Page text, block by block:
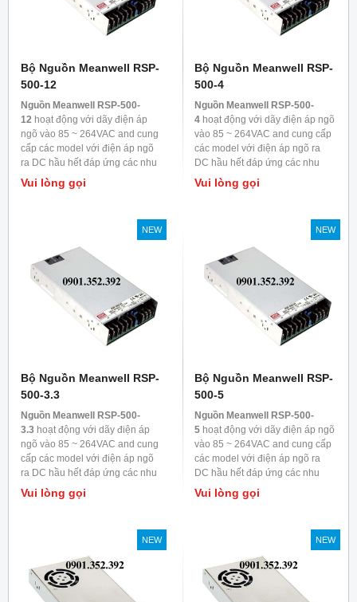
Bộ Nguồn Meanwell RSP-
500-12
Nguồn Meanwell RSP-500-
12 hoạt động với dãy điện áp
ngõ vào 85 ~ 264VAC and cung
cấp các model với điện áp ngõ
ra DC hầu hết đáp ứng các nhu
cầu trong ngành công nghiệp.
Mỗi model được làm mát bằng
Vui lòng gọi
Bộ Nguồn Meanwell RSP-
500-4
Nguồn Meanwell RSP-500-
4 hoạt động với dãy điện áp ngõ
vào 85 ~ 264VAC and cung cấp
các model với điện áp ngõ ra
DC hầu hết đáp ứng các nhu
cầu trong ngành công nghiệp.
Mỗi model được làm mát bằng
Vui lòng gọi
NEW
Bộ Nguồn Meanwell RSP-
500-3.3
Nguồn Meanwell RSP-500-
3.3 hoạt động với dãy điện áp
ngõ vào 85 ~ 264VAC and cung
cấp các model với điện áp ngõ
ra DC hầu hết đáp ứng các nhu
cầu trong ngành công nghiệp.
Mỗi model được làm mát bằng
Vui lòng gọi
NEW
Bộ Nguồn Meanwell RSP-
500-5
Nguồn Meanwell RSP-500-
5 hoạt động với dãy điện áp ngõ
vào 85 ~ 264VAC and cung cấp
các model với điện áp ngõ ra
DC hầu hết đáp ứng các nhu
cầu trong ngành công nghiệp.
Mỗi model được làm mát bằng
Vui lòng gọi
NEW NEW